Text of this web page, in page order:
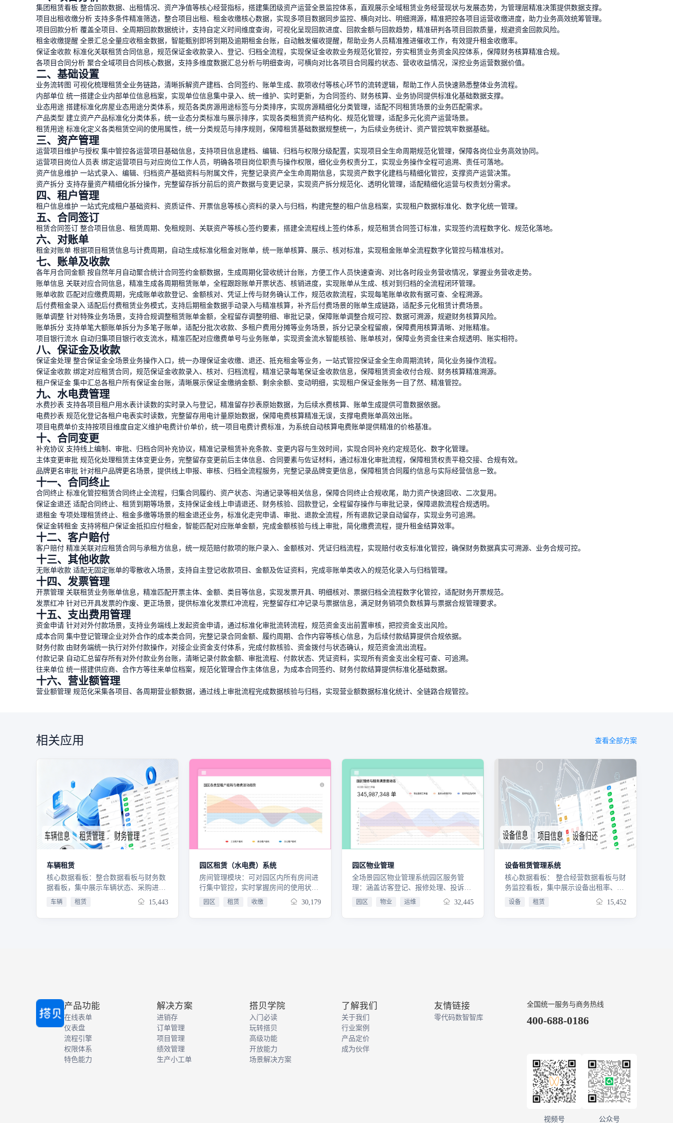
集团租赁看板 整合回款数据、出租情况、资产净值等核心经营指标，搭建集团级资产运营全景监控体系，直观展示全域租赁业务经营现状与发展态势，为管理层精准决策提供数据支撑。
项目出租收缴分析 支持多条件精准筛选，整合项目出租、租金收缴核心数据，实现多项目数据同步监控、横向对比、明细溯源，精准把控各项目运营收缴进度，助力业务高效统筹管理。
项目回款分析 覆盖全项目、全周期回款数据统计，支持自定义时间维度查询，可视化呈现回款进度、回款金额与回款趋势，精准研判各项目回款质量，规避资金回款风险。
租金收缴提醒 全景汇总全量应收租金数据，智能甄别即将到期及逾期租金台账，自动触发催收提醒，帮助业务人员精准推进催收工作，有效提升租金收缴率。
保证金收款 标准化关联租赁合同信息，规范保证金收款录入、登记、归档全流程，实现保证金收款业务规范化管控，夯实租赁业务资金风控体系，保障财务核算精准合规。
各项目合同分析 聚合全域项目合同核心数据，支持多维度数据汇总分析与明细查询，可横向对比各项目合同履约状态、营收收益情况，深挖业务运营数据价值。
二、基础设置
业务流转图 可视化梳理租赁全业务链路，清晰拆解资产建档、合同签约、账单生成、款项收付等核心环节的流转逻辑，帮助工作人员快速熟悉整体业务流程。
内部单位 统一搭建企业内部单位信息档案，实现单位信息集中录入、统一维护、实时更新，为合同签约、财务核算、业务协同提供标准化基础数据支撑。
业态用途 搭建标准化房屋业态用途分类体系，规范各类房源用途标签与分类排序，实现房源精细化分类管理，适配不同租赁场景的业务匹配需求。
产品类型 建立资产产品标准化分类体系，统一业态分类标准与展示排序，实现各类租赁资产结构化、规范化管理，适配多元化资产运营场景。
租赁用途 标准化定义各类租赁空间的使用属性，统一分类规范与排序规则，保障租赁基础数据规整统一，为后续业务统计、资产管控筑牢数据基础。
三、资产管理
运营项目维护与授权 集中管控各运营项目基础信息，支持项目信息建档、编辑、归档与权限分级配置，实现项目全生命周期规范化管理，保障各岗位业务高效协同。
运营项目岗位人员表 绑定运营项目与对应岗位工作人员，明确各项目岗位职责与操作权限，细化业务权责分工，实现业务操作全程可追溯、责任可落地。
资产信息维护 一站式录入、编辑、归档资产基础资料与附属文件，完整记录资产全生命周期信息，实现资产数字化建档与精细化管控，支撑资产运营决策。
资产拆分 支持存量资产精细化拆分操作，完整留存拆分前后的资产数据与变更记录，实现资产拆分规范化、透明化管理，适配精细化运营与权责划分需求。
四、租户管理
租户信息维护 一站式完成租户基础资料、资质证件、开票信息等核心资料的录入与归档，构建完整的租户信息档案，实现租户数据标准化、数字化统一管理。
五、合同签订
租赁合同签订 整合项目信息、租赁周期、免租规则、关联资产等核心签约要素，搭建全流程线上签约体系，规范租赁合同签订标准，实现签约流程数字化、规范化落地。
六、对账单
租金对账单 根据项目租赁信息与计费周期，自动生成标准化租金对账单，统一账单核算、展示、核对标准，实现租金账单全流程数字化管控与精准核对。
七、账单及收款
各年月合同金额 按自然年月自动聚合统计合同签约金额数据，生成周期化营收统计台账，方便工作人员快速查询、对比各时段业务营收情况，掌握业务营收走势。
账单信息 关联对应合同信息，精准生成各周期租赁账单，全程跟踪账单开票状态、核销进度，实现账单从生成、核对到归档的全流程闭环管理。
账单收款 匹配对应缴费周期，完成账单收款登记、金额核对、凭证上传与财务确认工作，规范收款流程，实现每笔账单收款有据可查、全程溯源。
后付费租金录入 适配后付费租赁业务模式，支持后期租金数据手动录入与精准核算，补齐后付费场景的账单生成链路，适配多元化租赁计费场景。
账单调整 针对特殊业务场景，支持合规调整租赁账单金额，全程留存调整明细、审批记录，保障账单调整合规可控、数据可溯源，规避财务核算风险。
账单拆分 支持单笔大额账单拆分为多笔子账单，适配分批次收款、多租户费用分摊等业务场景，拆分记录全程留痕，保障费用核算清晰、对账精准。
项目银行流水 自动归集项目银行收支流水，精准匹配对应缴费单号与业务账单，实现资金流水智能核验、账单核对，保障业务资金往来合规透明、账实相符。
八、保证金及收款
保证金处理 整合保证金全场景业务操作入口，统一办理保证金收缴、退还、抵充租金等业务，一站式管控保证金全生命周期流转，简化业务操作流程。
保证金收款 绑定对应租赁合同，规范保证金收款录入、核对、归档流程，精准记录每笔保证金收款信息，保障租赁资金收付合规、财务核算精准溯源。
租户保证金 集中汇总各租户所有保证金台账，清晰展示保证金缴纳金额、剩余余额、变动明细，实现租户保证金账务一目了然、精准管控。
九、水电费管理
水费抄表 支持各项目租户用水表计读数的实时录入与登记，精准留存抄表原始数据，为后续水费核算、账单生成提供可靠数据依据。
电费抄表 规范化登记各租户电表实时读数，完整留存用电计量原始数据，保障电费核算精准无误，支撑电费账单高效出账。
项目电费单价支持按项目维度自定义维护电费计价单价，统一项目电费计费标准，为系统自动核算电费账单提供精准的价格基准。
十、合同变更
补充协议 支持线上编制、审批、归档合同补充协议，精准记录租赁补充条款、变更内容与生效时间，实现合同补充约定规范化、数字化管理。
主体变更审批 规范化处理租赁主体变更业务，完整留存变更前后主体信息、合同要素与佐证材料，通过标准化审批流程，保障租赁权责平稳交接、合规有效。
品牌更名审批 针对租户品牌更名场景，提供线上申报、审核、归档全流程服务，完整记录品牌变更信息，保障租赁合同履约信息与实际经营信息一致。
十一、合同终止
合同终止 标准化管控租赁合同终止全流程，归集合同履约、资产状态、沟通记录等相关信息，保障合同终止合规收尾，助力资产快速回收、二次复用。
保证金退还 适配合同终止、租赁到期等场景，支持保证金线上申请退还、财务核验、回款登记，全程留存操作与审批记录，保障退款流程合规透明。
退租金 专项处理租赁终止、租金多缴等场景的租金退还业务，标准化走完申请、审批、退款全流程，所有退款记录自动留存，实现业务可追溯。
保证金转租金 支持将租户保证金抵扣应付租金，智能匹配对应账单金额，完成金额核验与线上审批，简化缴费流程，提升租金结算效率。
十二、客户赔付
客户赔付 精准关联对应租赁合同与承租方信息，统一规范赔付款项的账户录入、金额核对、凭证归档流程，实现赔付收支标准化管控，确保财务数据真实可溯源、业务合规可控。
十三、其他收款
无账单收款 适配无固定账单的零散收入场景，支持自主登记收款项目、金额及佐证资料，完成非账单类收入的规范化录入与归档管理。
十四、发票管理
开票管理 关联租赁业务账单信息，精准匹配开票主体、金额、类目等信息，实现发票开具、明细核对、票据归档全流程数字化管控，适配财务开票规范。
发票红冲 针对已开具发票的作废、更正场景，提供标准化发票红冲流程，完整留存红冲记录与票据信息，满足财务销项负数核算与票据合规管理要求。
十五、支出费用管理
资金申请 针对对外付款场景，支持业务端线上发起资金申请，通过标准化审批流转流程，规范资金支出前置审核，把控资金支出风险。
成本合同 集中登记管理企业对外合作的成本类合同，完整记录合同金额、履约周期、合作内容等核心信息，为后续付款结算提供合规依据。
财务付款 由财务端统一执行对外付款操作，对接企业资金支付体系，完成付款核验、资金拨付与状态确认，规范资金流出流程。
付款记录 自动汇总留存所有对外付款业务台账，清晰记录付款金额、审批流程、付款状态、凭证资料，实现所有资金支出全程可查、可追溯。
往来单位 统一搭建供应商、合作方等往来单位档案，规范化管理合作主体信息，为成本合同签约、财务付款结算提供标准化基础数据。
十六、营业额管理
营业额管理 规范化采集各项目、各周期营业额数据，通过线上审批流程完成数据核验与归档，实现营业额数据标准化统计、全链路合规管控。
相关应用 查看全部方案
车辆租赁
核心数据看板：整合数据看板与财务数
据看板，集中展示车辆状态、采购进
度、租赁销售合同、收入支出、利润回
款等企业核心经营指标，通过图表可视
的基础数据支撑。采购合同管理：合并
采购合同（车辆）与采购合同（配
件），实现车辆及配件的采购合同线上
审批、电子归档，完整记录采购明细、
金额、交付期限、付款方式及质保条
款，自动关联供应商与车辆信息，规范
采购流程并便于后续付款与成本核算。
车辆 租赁 15,443
园区租赁（水电费）系统
房间管理模块：可对园区内所有房间进
行集中管控，实时掌握房间的使用状
态、面积信息等，方便根据租户需求灵
活调配房源，提升房间利用率。租户管
式，快速准确地获取水电表数据，自动
计算水电费用量，并生成详细的抄表记
录和报表，减少人工抄表误差，提高计
费效率 。对应报表：生成相应租赁报
表，以直观的数据可视化形式呈现，为
园区管理决策提供有力依据。
园区 租赁 收缴 30,179
园区物业管理
全场景园区物业管理系统园区服务管
理：涵盖访客登记、报修处理、投诉反
馈、停车管理，高效响应园区各类需
求。资产设备管理：包含设备巡检、维
园区 物业 运维 32,445
设备租赁管理系统
核心数据看板： 整合经营数据看板与财
务监控看板，集中展示设备出租率、资
产利用率、租赁收入、回款进度、逾期
欠款等企业核心指标。通过图表可视化
撑。设备采购管理： 实现设备采购合同
线上审批、电子归档全流程管控。完整
并便于后续付款与成本核算。租赁合同
管理： 支持长期按月/年计费、短期按
日/周计费等多种租赁业务模式。线上完
成合同签署、存档，明确租金、计费周
期、押金、违约责任、起租日期与到期
档案，并衔接财务收款与设备状态变
设备 租赁 15,452
产品功能
在线表单
仪表盘
流程引擎
权限体系
特色能力
解决方案
进销存
订单管理
项目管理
绩效管理
生产小工单
搭贝学院
入门必读
玩转搭贝
高级功能
开放能力
场景解决方案
了解我们
关于我们
行业案例
产品定价
成为伙伴
友情链接
零代码数智智库
全国统一服务与商务热线
400-688-0186
视频号 公众号